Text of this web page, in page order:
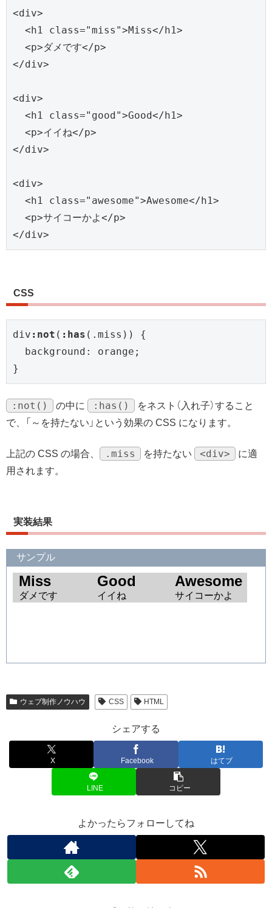
<div>
  <h1 class="miss">Miss</h1>
  <p>ダメです</p>
</div>
<div>
  <h1 class="good">Good</h1>
  <p>イイね</p>
</div>
<div>
  <h1 class="awesome">Awesome</h1>
  <p>サイコーかよ</p>
</div>
CSS
div :not ( :has (.miss)) {
  background: orange;
}
:not() の中に :has()
をネスト（入れ子）すること
で、「～を持たない」という効果の CSS になります。
上記の CSS の場合、 .miss を持たない <div>
に適
用されます。
実装結果
サンプル
ウェブ制作ノウハウ CSS HTML
シェアする
X Facebook はてブ
LINE コピー
よかったらフォローしてね